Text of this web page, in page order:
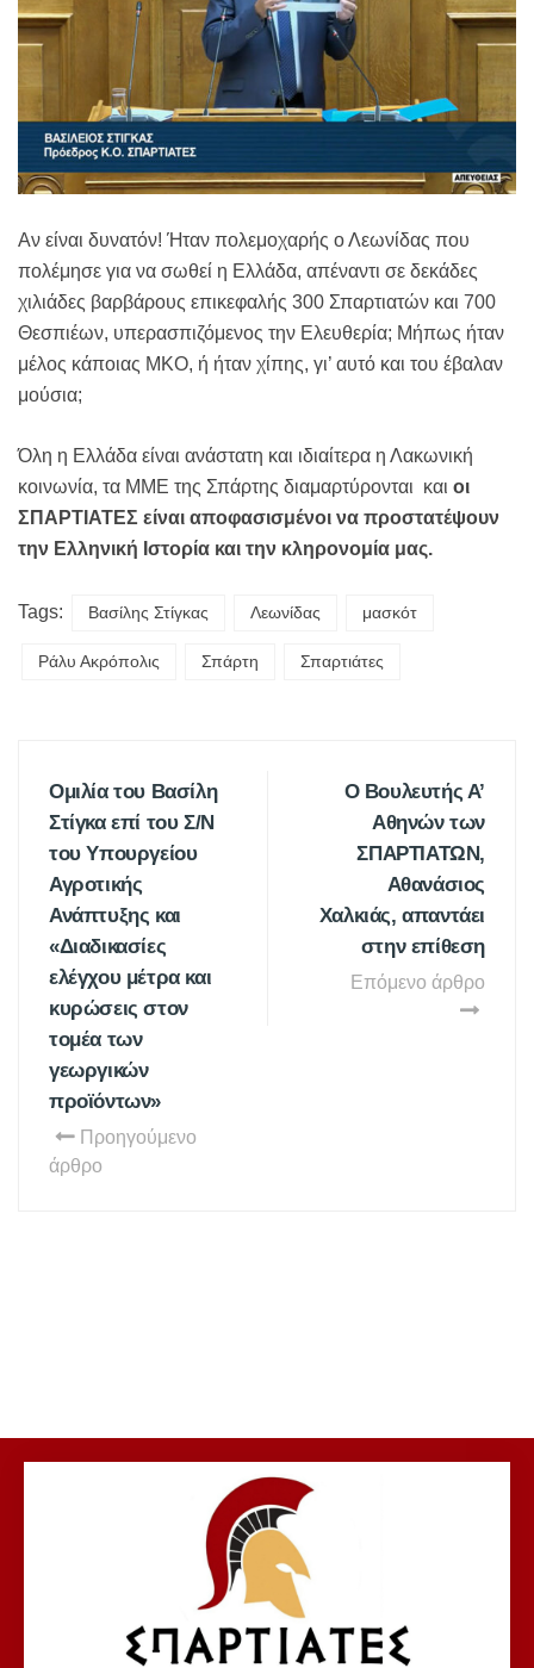
Αν είναι δυνατόν! Ήταν πολεμοχαρής ο Λεωνίδας που
πολέμησε για να σωθεί η Ελλάδα, απέναντι σε δεκάδες
χιλιάδες βαρβάρους επικεφαλής 300 Σπαρτιατών και 700
Θεσπιέων, υπερασπιζόμενος την Ελευθερία; Μήπως ήταν
μέλος κάποιας ΜΚΟ, ή ήταν χίπης, γι’ αυτό και του έβαλαν
μούσια;
Όλη η Ελλάδα είναι ανάστατη και ιδιαίτερα η Λακωνική
κοινωνία, τα ΜΜΕ της Σπάρτης διαμαρτύρονται και οι
ΣΠΑΡΤΙΑΤΕΣ είναι αποφασισμένοι να προστατέψουν
την Ελληνική Ιστορία και την κληρονομία μας.
Tags: Βασίλης Στίγκας Λεωνίδας μασκότ
Ράλυ Ακρόπολις Σπάρτη Σπαρτιάτες
Ομιλία του Βασίλη
Στίγκα επί του Σ/Ν
του Υπουργείου
Αγροτικής
Ανάπτυξης και
«Διαδικασίες
ελέγχου μέτρα και
κυρώσεις στον
τομέα των
γεωργικών
προϊόντων»
Προηγούμενο
άρθρο
Ο Βουλευτής Α’
Αθηνών των
ΣΠΑΡΤΙΑΤΩΝ,
Αθανάσιος
Χαλκιάς, απαντάει
στην επίθεση
Επόμενο άρθρο